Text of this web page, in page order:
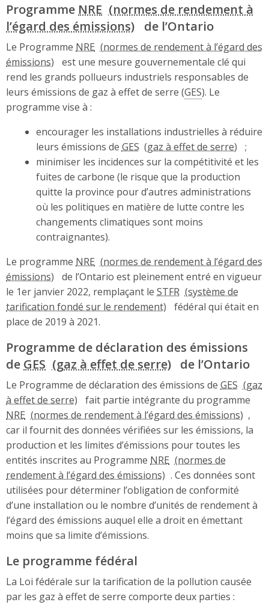
Programme NRE
de l’Ontario
Le Programme NRE
est une mesure gouvernementale clé qui
rend les grands pollueurs industriels responsables de
leurs émissions de gaz à effet de serre (GES). Le
programme vise à :
encourager les installations industrielles à réduire
leurs émissions de GES
;
minimiser les incidences sur la compétitivité et les
fuites de carbone (le risque que la production
quitte la province pour d’autres administrations
où les politiques en matière de lutte contre les
changements climatiques sont moins
contraignantes).
Le programme NRE
de l’Ontario est pleinement entré en vigueur
le 1er janvier 2022, remplaçant le STFR
fédéral qui était en
place de 2019 à 2021.
Programme de déclaration des émissions
de GES de l’Ontario
Le Programme de déclaration des émissions de GES
fait partie intégrante du programme
NRE
,
car il fournit des données vérifiées sur les émissions, la
production et les limites d’émissions pour toutes les
entités inscrites au Programme NRE
. Ces données sont
utilisées pour déterminer l’obligation de conformité
d’une installation ou le nombre d’unités de rendement à
l’égard des émissions auquel elle a droit en émettant
moins que sa limite d’émissions.
Le programme fédéral
La Loi fédérale sur la tarification de la pollution causée
par les gaz à effet de serre comporte deux parties :